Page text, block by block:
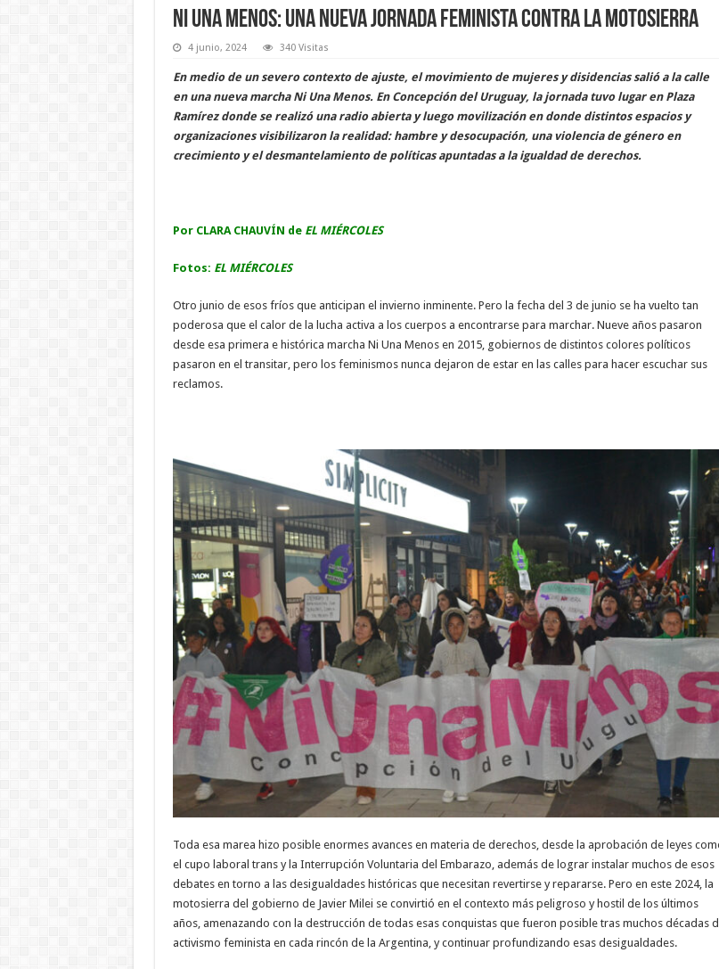
Ni Una Menos: Una nueva jornada feminista contra la motosierra
4 junio, 2024 340 Visitas
En medio de un severo contexto de ajuste, el movimiento de mujeres y disidencias salió a la calle
en una nueva marcha Ni Una Menos. En Concepción del Uruguay, la jornada tuvo lugar en Plaza
Ramírez donde se realizó una radio abierta y luego movilización en donde distintos espacios y
organizaciones visibilizaron la realidad: hambre y desocupación, una violencia de género en
crecimiento y el desmantelamiento de políticas apuntadas a la igualdad de derechos.
Por CLARA CHAUVÍN de EL MIÉRCOLES
Fotos: EL MIÉRCOLES
Otro junio de esos fríos que anticipan el invierno inminente. Pero la fecha del 3 de junio se ha vuelto tan
poderosa que el calor de la lucha activa a los cuerpos a encontrarse para marchar. Nueve años pasaron
desde esa primera e histórica marcha Ni Una Menos en 2015, gobiernos de distintos colores políticos
pasaron en el transitar, pero los feminismos nunca dejaron de estar en las calles para hacer escuchar sus
reclamos.
Toda esa marea hizo posible enormes avances en materia de derechos, desde la aprobación de leyes
el cupo laboral trans y la Interrupción Voluntaria del Embarazo, además de lograr instalar muchos de esos
debates en torno a las desigualdades históricas que necesitan revertirse y repararse. Pero en este 2024, la
motosierra del gobierno de Javier Milei se convirtió en el contexto más peligroso y hostil de los últimos
años, amenazando con la destrucción de todas esas conquistas que fueron posible tras muchos décadas
activismo feminista en cada rincón de la Argentina, y continuar profundizando esas desigualdades.